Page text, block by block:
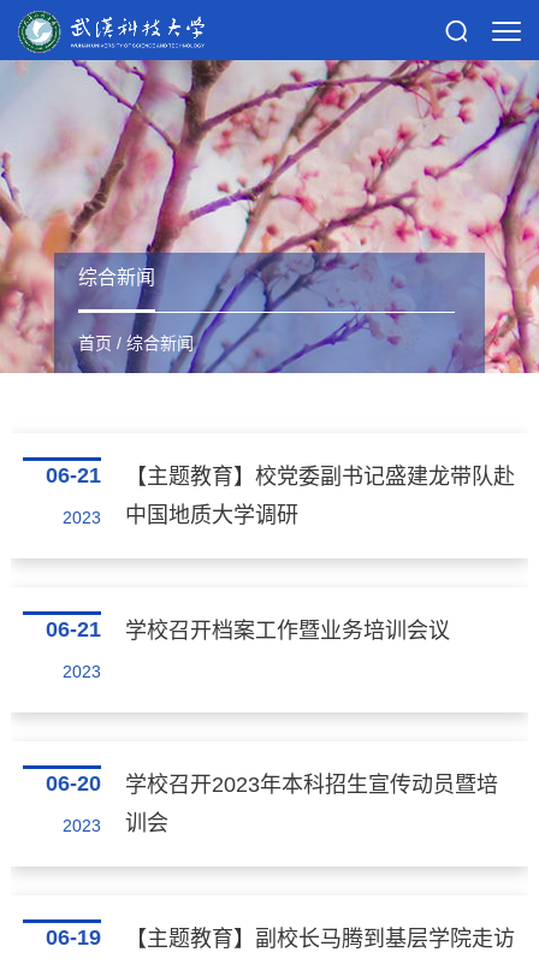
综合新闻
首页 / 综合新闻
06-21
2023
【主题教育】校党委副书记盛建龙带队赴
中国地质大学调研
06-21
2023
学校召开档案工作暨业务培训会议
06-20
2023
学校召开2023年本科招生宣传动员暨培
训会
06-19
【主题教育】副校长马腾到基层学院走访